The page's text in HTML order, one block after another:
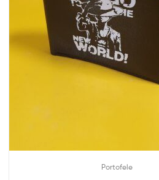
Portofele